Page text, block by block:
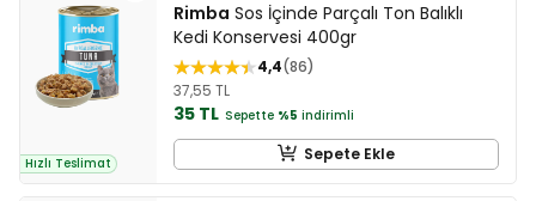
Hızlı Teslimat
Rimba Sos İçinde Parçalı Ton Balıklı
Kedi Konservesi 400gr
4,4 86
37,55 TL
35 TL Sepette %5 indirimli
Sepete Ekle